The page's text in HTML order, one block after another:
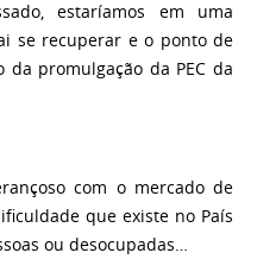
estaríamos em uma
se recuperar e o ponto de
da promulgação da PEC da
com o mercado de
que existe no País
ou desocupadas…